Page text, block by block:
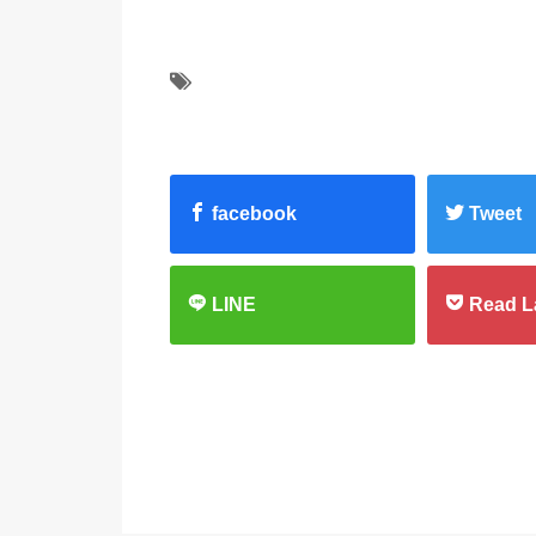
facebook Tweet
LINE Read